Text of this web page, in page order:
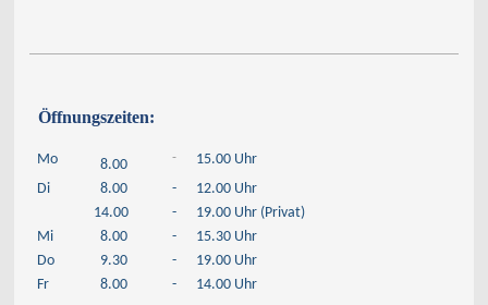
Öffnungszeiten:
Mo 8.00 -
15.00 Uhr
Di
8.00
14.00
-
-
12.00 Uhr
19.00 Uhr (Privat)
Mi
8.00 -
15.30 Uhr
Do
9.30 -
19.00 Uhr
Fr
8.00 - 14.00 Uhr